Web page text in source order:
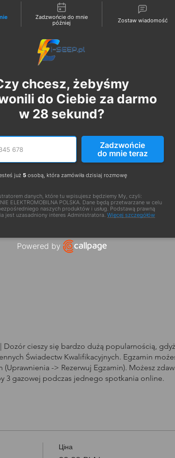
Dozór cieszy się bardzo dużą popularnością,
Świadectw Kwalifikacyjnych. Egzamin
-> Rezerwuj Egzamin). Możesz
3 gazowej podczas jednego spotkania online.
Ціна
Zadzwońcie do mnie
później
Zostaw wiadomość
chcesz, żebyśmy
do Ciebie za darmo
w 28 sekund?
Numer telefonu
Podaj poprawny numer
Zadzwońcie
do mnie teraz
już 5 osobą, która zamówiła dzisiaj rozmowę
danych, które tu wpisujesz będziemy My, czyli:
ELEKTROMOBILNA POLSKA. Dane będą przetwarzane w celu
naszych produktów i usług. Podstawą prawną
jest uzasadniony interes Administratora. Więcej szczegółów
Powered by